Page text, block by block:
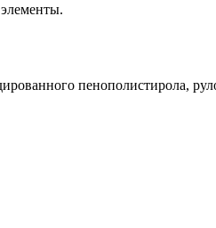
пенополистирола,